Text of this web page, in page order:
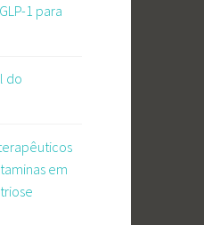
1 para
do
em